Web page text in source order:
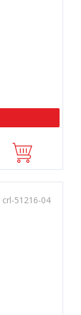
crl-51216-04